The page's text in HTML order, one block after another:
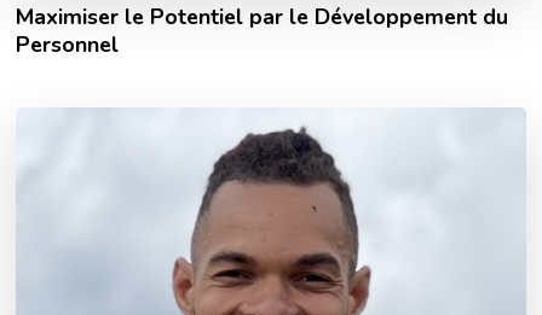
Maximiser le Potentiel par le Développement du
Personnel